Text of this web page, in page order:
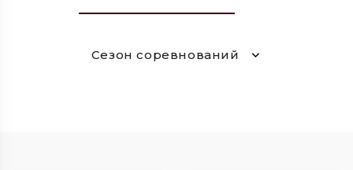
Сезон соревнований